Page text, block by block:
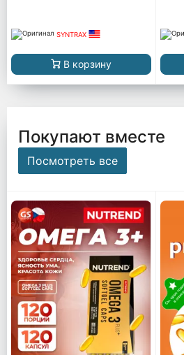
SYNTRAX
В корзину
Покупают вместе
Посмотреть все